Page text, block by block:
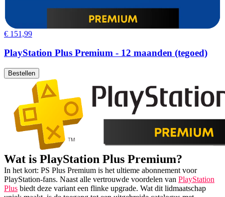
€ 151,99
PlayStation Plus Premium - 12 maanden (tegoed)
Bestellen
Wat is PlayStation Plus Premium?
In het kort: PS Plus Premium is het ultieme abonnement voor
PlayStation-fans. Naast alle vertrouwde voordelen van PlayStation
Plus biedt deze variant een flinke upgrade. Wat dit lidmaatschap